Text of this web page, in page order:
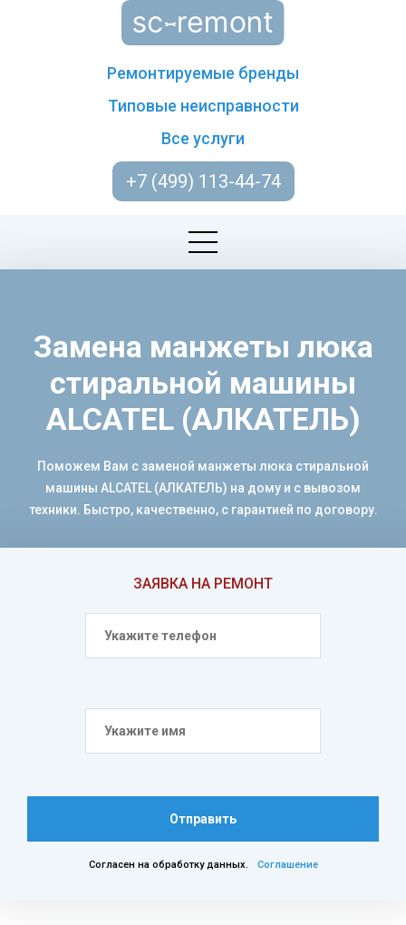
Ремонтируемые бренды
Типовые неисправности
Все услуги
+7 (499) 113-44-74
ЗАЯВКА НА РЕМОНТ
Отправить
Согласен на обработку данных. Соглашение
Замена манжеты люка
стиральной машины
ALCATEL (АЛКАТЕЛЬ)
Поможем Вам с заменой манжеты люка стиральной
машины ALCATEL (АЛКАТЕЛЬ) на дому и с вывозом
техники. Быстро, качественно, с гарантией по договору.